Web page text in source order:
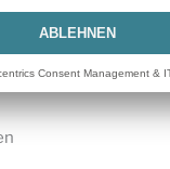
oder Leinen